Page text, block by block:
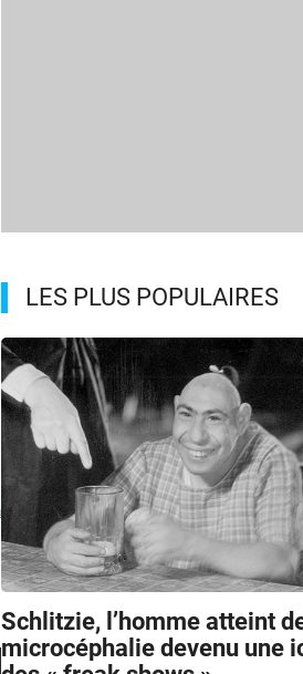
LES PLUS POPULAIRES
Schlitzie, l’homme atteint
microcéphalie devenu une